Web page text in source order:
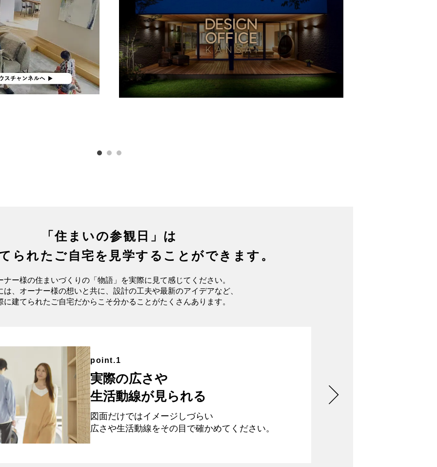
「住まいの参観日」は
られたご自宅を 見学することができます。
ナー様の住まいづくりの「物語」を実際に見て感じてください。
は、オーナー様の想いと共に、 設計の工夫や最新のアイデアなど、
に建てられたご自宅だからこそ分かることがたくさんあります。
point.1
実際の広さや
生活動線が見られる
図面だけではイメージしづらい
広さや生活動線をその目で確かめてください。